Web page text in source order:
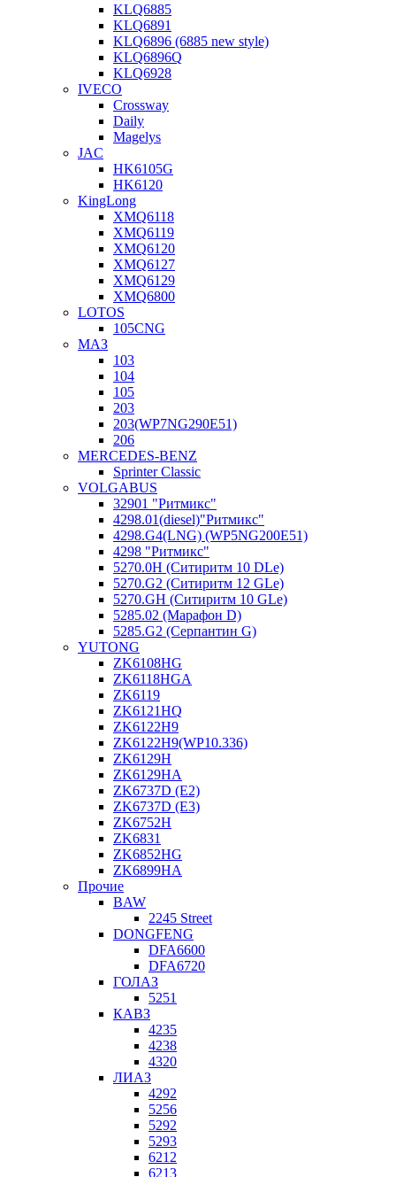
KLQ6885
KLQ6891
KLQ6896 (6885 new style)
KLQ6896Q
KLQ6928
IVECO
Crossway
Daily
Magelys
JAC
HK6105G
HK6120
KingLong
XMQ6118
XMQ6119
XMQ6120
XMQ6127
XMQ6129
XMQ6800
LOTOS
105CNG
МАЗ
103
104
105
203
203(WP7NG290E51)
206
MERCEDES-BENZ
Sprinter Classic
VOLGABUS
32901 "Ритмикc"
4298.01(diesel)"Ритмикс"
4298.G4(LNG) (WP5NG200E51)
4298 "Ритмикс"
5270.0H (Ситиритм 10 DLe)
5270.G2 (Ситиритм 12 GLe)
5270.GH (Ситиритм 10 GLe)
5285.02 (Марафон D)
5285.G2 (Серпантин G)
YUTONG
ZK6108HG
ZK6118HGA
ZK6119
ZK6121HQ
ZK6122H9
ZK6122H9(WP10.336)
ZK6129H
ZK6129HA
ZK6737D (E2)
ZK6737D (E3)
ZK6752H
ZK6831
ZK6852HG
ZK6899HA
Прочие
BAW
2245 Street
DONGFENG
DFA6600
DFA6720
ГОЛАЗ
5251
КАВЗ
4235
4238
4320
ЛИАЗ
4292
5256
5292
5293
6212
6213